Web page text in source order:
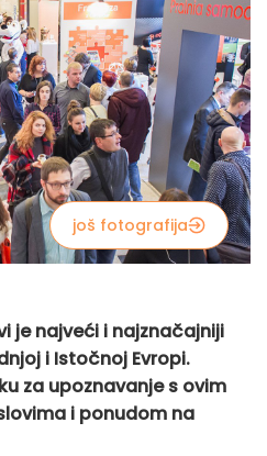
još fotografija
je najveći i najznačajniji
i Istočnoj Evropi.
za upoznavanje s ovim
i ponudom na